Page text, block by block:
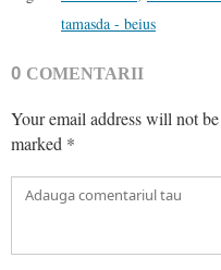
tamasda - beius
0 COMENTARII
Your email address will not
marked *